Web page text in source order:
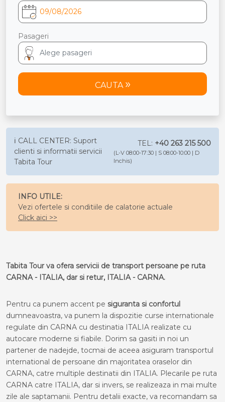
Pasageri
CAUTA
ℹ️ CALL CENTER: Suport
clienti si informatii servicii
Tabita Tour
TEL: +40 263 215 500
(L-V 08:00-17:30 | S 08:00-10:00 | D
Inchis)
INFO UTILE:
Vezi ofertele si conditiile de calatorie actuale
Click aici >>
Tabita Tour va ofera servicii de transport persoane pe ruta
CARNA - ITALIA, dar si retur, ITALIA - CARNA.
Pentru ca punem accent pe siguranta si confortul
dumneavoastra, va punem la dispozitie curse internationale
regulate din CARNA cu destinatia ITALIA realizate cu
autocare moderne si fiabile. Dorim sa gasiti in noi un
partener de nadejde, tocmai de aceea asiguram transportul
international de persoane din majoritatea oraselor din
CARNA, catre multiple destinatii din ITALIA. Plecarile pe ruta
CARNA catre ITALIA, dar si invers, se realizeaza in mai multe
zile ale saptamanii. Pentru detalii exacte, va recomandam sa